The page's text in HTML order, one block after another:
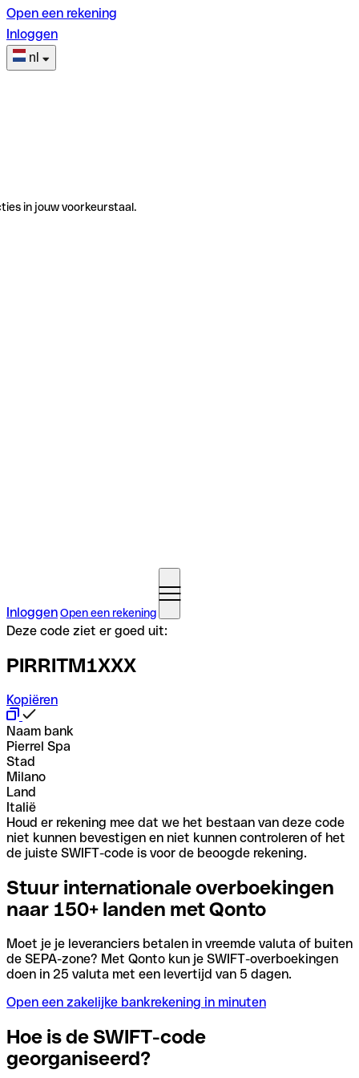
Open een rekening
Inloggen
nl
in jouw voorkeurstaal.
InloggenOpen een rekening
Deze code ziet er goed uit:
PIRRITM1XXX
Kopiëren
Naam bank
Pierrel Spa
Stad
Milano
Land
Italië
Houd er rekening mee dat we het bestaan van deze code
niet kunnen bevestigen en niet kunnen controleren of het
de juiste SWIFT-code is voor de beoogde rekening.
Stuur internationale overboekingen
naar 150+ landen met Qonto
Moet je je leveranciers betalen in vreemde valuta of buiten
de SEPA-zone? Met Qonto kun je SWIFT-overboekingen
doen in 25 valuta met een levertijd van 5 dagen.
Open een zakelijke bankrekening in minuten
Hoe is de SWIFT-code
georganiseerd?